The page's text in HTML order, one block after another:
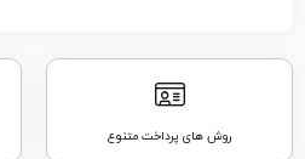
روش های پرداخت متنوع